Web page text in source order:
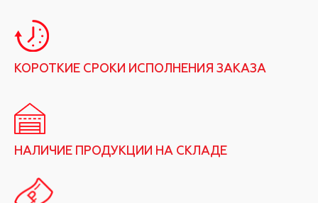
КОРОТКИЕ СРОКИ ИСПОЛНЕНИЯ ЗАКАЗА
НАЛИЧИЕ ПРОДУКЦИИ НА СКЛАДЕ